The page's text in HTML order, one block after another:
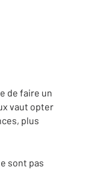
de faire un
vaut opter
plus
sont pas